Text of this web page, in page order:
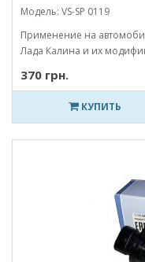
Модель: VS-SP 0119
Применение на
Лада Калина и их
370 грн.
КУПИТЬ